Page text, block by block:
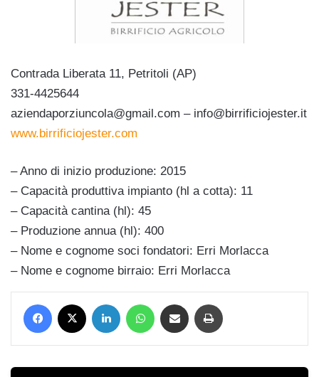
Contrada Liberata 11, Petritoli (AP)
331-4425644
aziendaporziuncola@gmail.com – info@birrificiojester.it
www.birrificiojester.com
– Anno di inizio produzione: 2015
– Capacità produttiva impianto (hl a cotta): 11
– Capacità cantina (hl): 45
– Produzione annua (hl): 400
– Nome e cognome soci fondatori: Erri Morlacca
– Nome e cognome birraio: Erri Morlacca
Facebook LinkedIn WhatsApp Condividi via mail